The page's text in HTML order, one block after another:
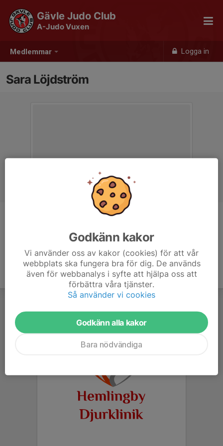
Medlemmar Logga in
Gävle Judo Club
A-Judo Vuxen
Sara Löjdström
Godkänn kakor
Vi använder oss av kakor (cookies) för att vår
webbplats ska fungera bra för dig. De används
även för webbanalys i syfte att hjälpa oss att
förbättra våra tjänster.
Så använder vi cookies
Godkänn alla kakor
Bara nödvändiga